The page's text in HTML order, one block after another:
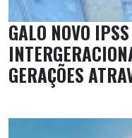
GALO NOVO
GERAÇÕES